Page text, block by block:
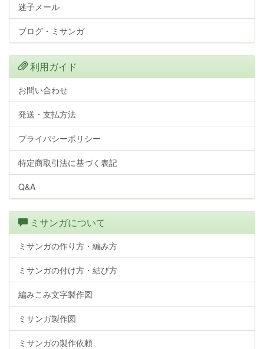
迷子メール
ブログ・ミサンガ
利用ガイド
お問い合わせ
発送・支払方法
プライバシーポリシー
特定商取引法に基づく表記
Q&A
ミサンガについて
ミサンガの作り方・編み方
ミサンガの付け方・結び方
編みこみ文字製作図
ミサンガ製作図
ミサンガの製作依頼